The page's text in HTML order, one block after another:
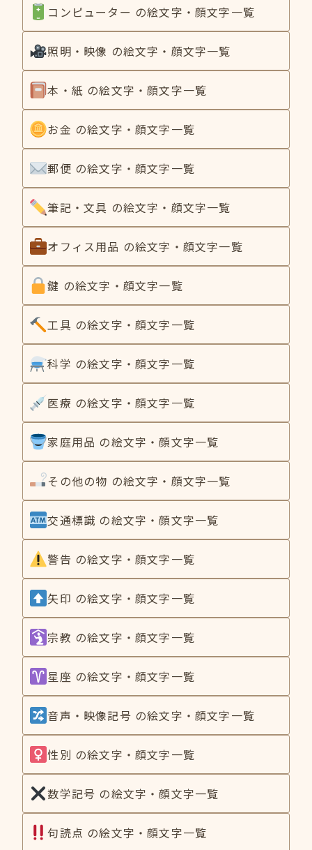
コンピューター の絵文字・顔文字一覧
照明・映像 の絵文字・顔文字一覧
本・紙 の絵文字・顔文字一覧
お金 の絵文字・顔文字一覧
郵便 の絵文字・顔文字一覧
筆記・文具 の絵文字・顔文字一覧
オフィス用品 の絵文字・顔文字一覧
鍵 の絵文字・顔文字一覧
工具 の絵文字・顔文字一覧
科学 の絵文字・顔文字一覧
医療 の絵文字・顔文字一覧
家庭用品 の絵文字・顔文字一覧
その他の物 の絵文字・顔文字一覧
交通標識 の絵文字・顔文字一覧
警告 の絵文字・顔文字一覧
矢印 の絵文字・顔文字一覧
宗教 の絵文字・顔文字一覧
星座 の絵文字・顔文字一覧
音声・映像記号 の絵文字・顔文字一覧
性別 の絵文字・顔文字一覧
数学記号 の絵文字・顔文字一覧
句読点 の絵文字・顔文字一覧